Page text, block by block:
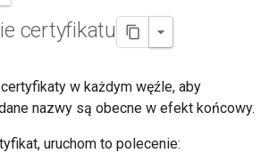
certyfikatu
w każdym węźle, aby
nazwy są obecne w efekt końcowy.
uruchom to polecenie: